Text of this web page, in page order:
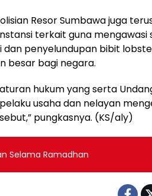
Resor Sumbawa juga
terkait guna mengawasi
penyelundupan bibit
besar bagi negara.
hukum yang serta
usaha dan nelayan
pungkasnya. (KS/aly)
Selama Ramadhan